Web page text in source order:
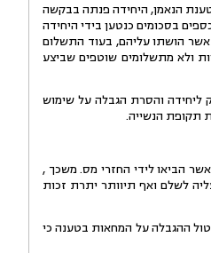
הנאמן, היחידה פנתה בבקשה
כספים בסכומים כנטען בידי היחידה
לחמוק מהתשלומים אשר הושתו עליהם, בעוד התשלום
מימוש זכויות ולא מתשלומים שוטפים שביצע
ליחידה והסרת הגבלה על שימוש
תקופת הנשייה.
אשר הביאו לידי החזרי מס. משכך ,
יכסו את אשר עליה לשלם ואף תיוותר יתרת זכות
ההגבלה על המחאות בטענה כי